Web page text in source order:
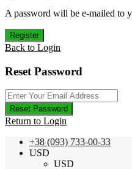
A password will be e-mailed to
Register
Back to Login
Reset Password
Reset Password
Return to Login
+38 (093) 733-00-33
USD
USD